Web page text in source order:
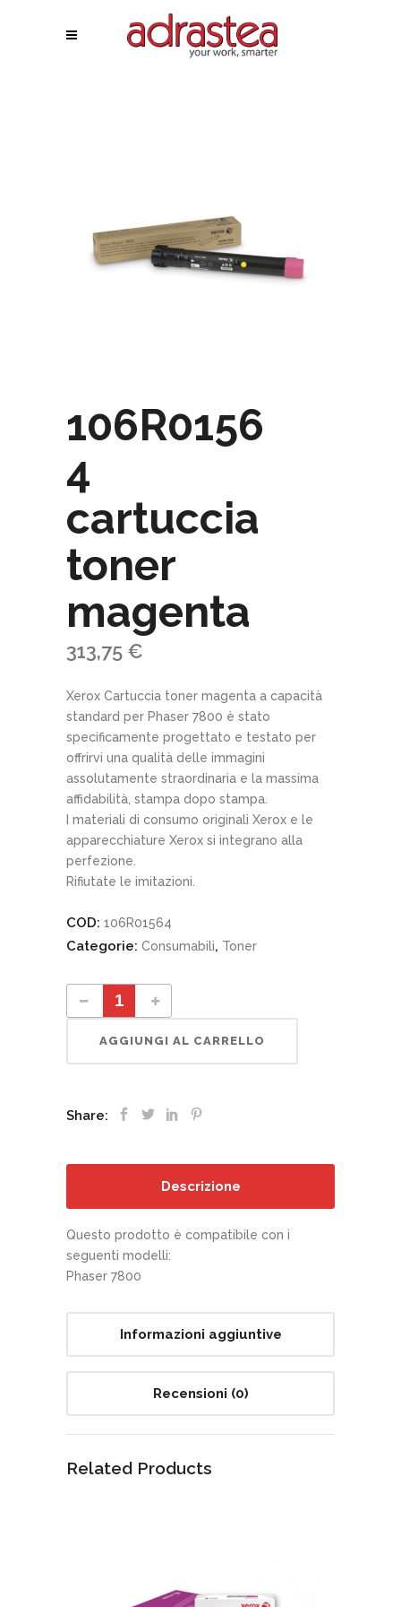
106R0156
4
cartuccia
toner
magenta
313,75 €
Xerox Cartuccia toner magenta a capacità
standard per Phaser 7800 è stato
specificamente progettato e testato per
offrirvi una qualità delle immagini
assolutamente straordinaria e la massima
affidabilità, stampa dopo stampa.
I materiali di consumo originali Xerox e le
apparecchiature Xerox si integrano alla
perfezione.
Rifiutate le imitazioni.
COD: 106R01564
Categorie: Consumabili, Toner
106R01564 cartuccia toner magenta quantity
AGGIUNGI AL CARRELLO
Share:
Descrizione
Questo prodotto è compatibile con i
seguenti modelli:
Phaser 7800
Informazioni aggiuntive
Recensioni (0)
Related Products